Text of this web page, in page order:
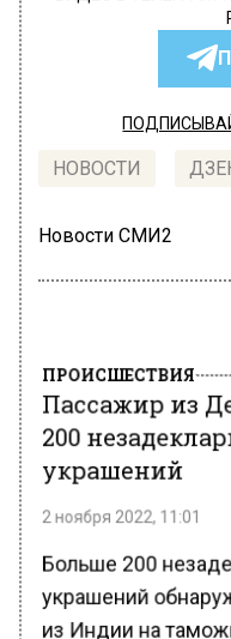
НОВОСТИ
Новости СМИ2
Пассажир из
200
украшений
Больше 200
украшений
из Индии на